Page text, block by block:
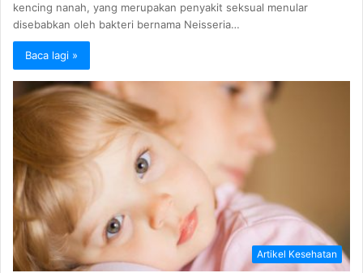
kencing nanah, yang merupakan penyakit seksual menular
disebabkan oleh bakteri bernama Neisseria…
Baca lagi »
Artikel Kesehatan